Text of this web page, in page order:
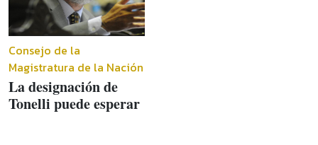
Consejo de la
Magistratura de la Nación
La designación de
Tonelli puede esperar